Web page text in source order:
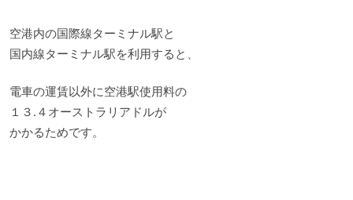
空港内の国際線ターミナル駅と
国内線ターミナル駅を利用すると、
電車の運賃以外に空港駅使用料の
１３.４オーストラリアドルが
かかるためです。